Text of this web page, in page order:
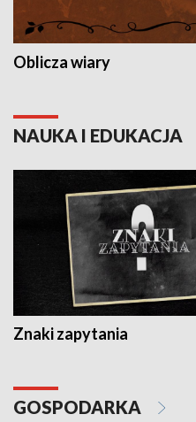
Oblicza wiary
NAUKA I EDUKACJA
Znaki zapytania
GOSPODARKA